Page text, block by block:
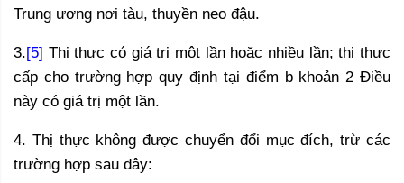
Trung ương nơi tàu, thuyền neo đậu.
3.[5] Thị thực có giá trị một lần hoặc nhiều lần; thị thực
cấp cho trường hợp quy định tại điểm b khoản 2 Điều
này có giá trị một lần.
4. Thị thực không được chuyển đổi mục đích, trừ các
trường hợp sau đây: